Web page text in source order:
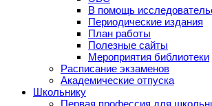
В помощь
Периодические издания
План работы
Полезные сайты
Мероприятия библиотеки
Расписание экзаменов
Академические отпуска
Школьнику
Первая профессия для